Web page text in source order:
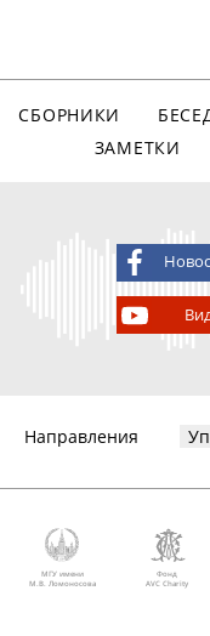
СБОРНИКИ
ЗАМЕТКИ
Направления
МГУ имени
М.В. Ломоносова
Фонд
AVC Charity